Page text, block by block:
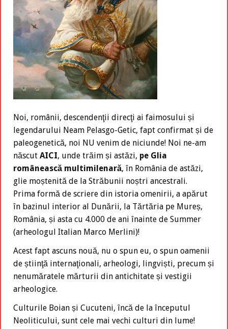
Noi, românii, descendenţii direcţi ai faimosului și
legendarului Neam Pelasgo-Getic, fapt confirmat și de
paleogenetică, noi NU venim de niciunde! Noi ne-am
născut AICI, unde trăim și astăzi, pe Glia
românească multimilenară, în România de astăzi,
glie moștenită de la Străbunii noștri ancestrali.
Prima formă de scriere din istoria omenirii, a apărut
în bazinul interior al Dunării, la Tărtăria pe Mureș,
România, și asta cu 4.000 de ani înainte de Summer
(arheologul Italian Marco Merlini)!
Acest fapt ascuns nouă, nu o spun eu, o spun oamenii
de știinţă internaţionali, arheologi, lingviști, precum și
nenumăratele mărturii din antichitate și vestigii
arheologice.
Culturile Boian și Cucuteni, încă de la începutul
Neoliticului, sunt cele mai vechi culturi din lume!